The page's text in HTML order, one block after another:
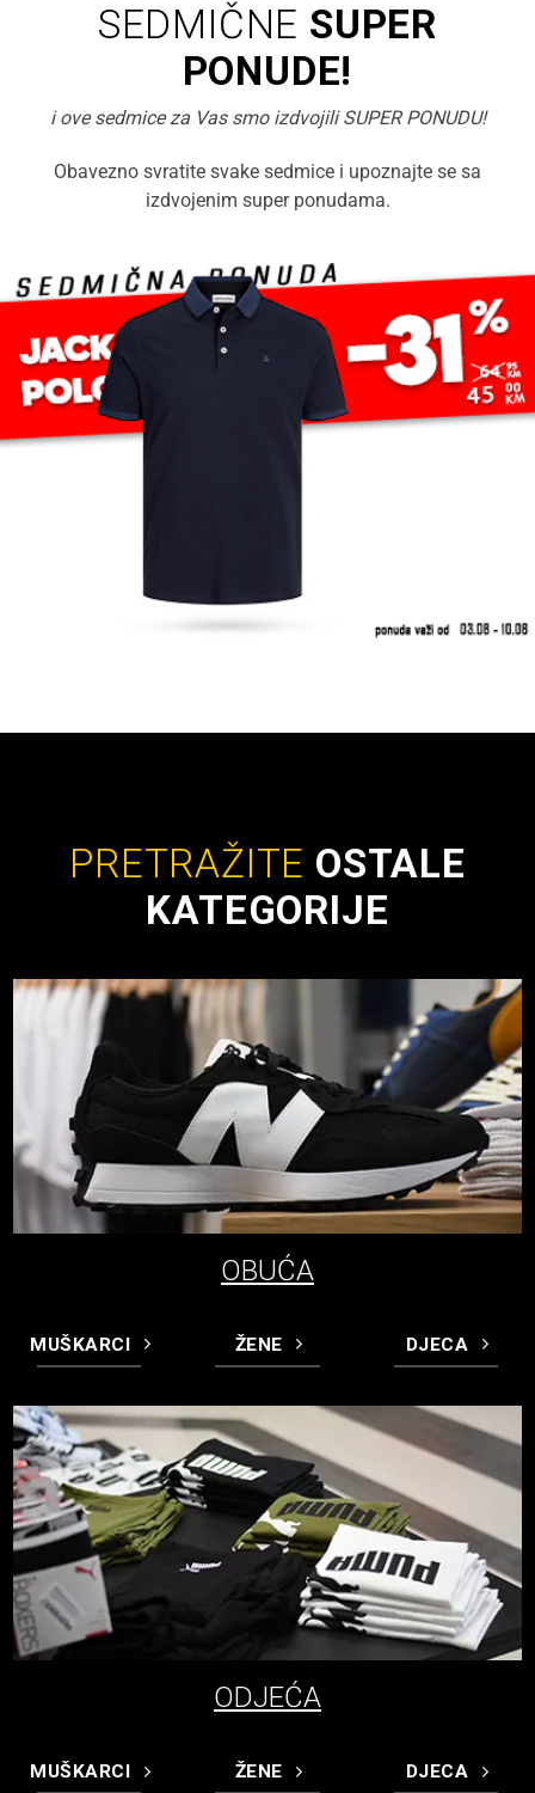
SEDMIČNE SUPER
PONUDE!
i ove sedmice za Vas smo izdvojili SUPER PONUDU!
Obavezno svratite svake sedmice i upoznajte se sa
izdvojenim super ponudama.
PRETRAŽITE OSTALE
KATEGORIJE
OBUĆA
MUŠKARCI ŽENE DJECA
ODJEĆA
MUŠKARCI ŽENE DJECA